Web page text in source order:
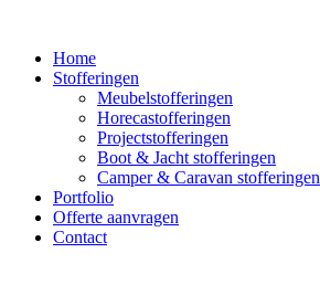
Home
Stofferingen
Meubelstofferingen
Horecastofferingen
Projectstofferingen
Boot & Jacht stofferingen
Camper & Caravan stofferingen
Portfolio
Offerte aanvragen
Contact